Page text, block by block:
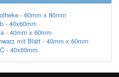
- 60mm x 80mm
- 40x60mm
- 40mm x 60mm
mit Blatt - 40mm x 60mm
- 40x60mm